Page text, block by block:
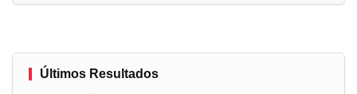
Últimos Resultados